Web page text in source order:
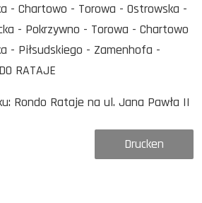
- Chartowo - Torowa - Ostrowska -
- Pokrzywno - Torowa - Chartowo
- Piłsudskiego - Zamenhofa -
RATAJE
Rondo Rataje na ul. Jana Pawła II
Drucken